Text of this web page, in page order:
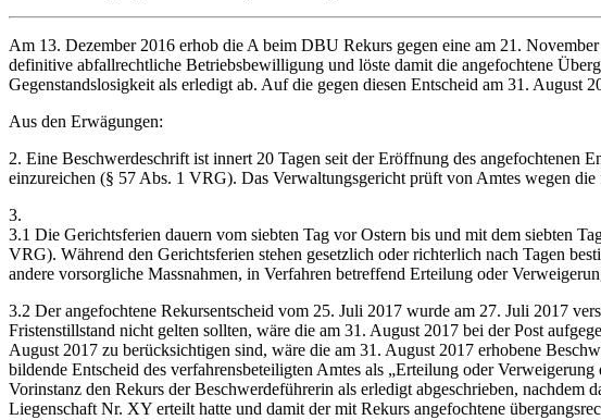
Am 13. Dezember 2016 erhob die A beim DBU Rekurs gegen eine am 21.
definitive abfallrechtliche Betriebsbewilligung und löste damit die angefochtene
Gegenstandslosigkeit als erledigt ab. Auf die gegen diesen Entscheid am 31. August
Aus den Erwägungen:
2. Eine Beschwerdeschrift ist innert 20 Tagen seit der Eröffnung des angefochtenen
einzureichen (§ 57 Abs. 1 VRG). Das Verwaltungsgericht prüft von Amtes wegen
3.
3.1 Die Gerichtsferien dauern vom siebten Tag vor Ostern bis und mit dem siebten
VRG). Während den Gerichtsferien stehen gesetzlich oder richterlich nach Tagen
andere vorsorgliche Massnahmen, in Verfahren betreffend Erteilung oder
3.2 Der angefochtene Rekursentscheid vom 25. Juli 2017 wurde am 27. Juli 2017
Fristenstillstand nicht gelten sollten, wäre die am 31. August 2017 bei der Post
August 2017 zu berücksichtigen sind, wäre die am 31. August 2017 erhobene
bildende Entscheid des verfahrensbeteiligten Amtes als „Erteilung oder
Vor­instanz den Rekurs der Beschwerdeführerin als erledigt abgeschrieben,
Liegenschaft Nr. XY erteilt hatte und damit der mit Rekurs angefochtene